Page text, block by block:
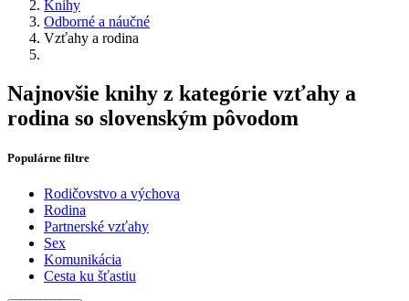
Knihy
Odborné a náučné
Vzťahy a rodina
Najnovšie knihy z kategórie vzťahy a
rodina so slovenským pôvodom
Populárne filtre
Rodičovstvo a výchova
Rodina
Partnerské vzťahy
Sex
Komunikácia
Cesta ku šťastiu